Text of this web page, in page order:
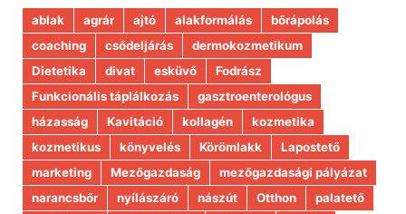
ablak agrár ajtó alakformálás
bőrápolás
coaching
csődeljárás
dermokozmetikum
Dietetika
divat esküvő
Fodrász
Funkcionális táplálkozás
gasztroenterológus
házasság
Kavitáció kollagén
kozmetika
kozmetikus
könyvelés Körömlakk
Lapostető
marketing
Mezőgazdaság
mezőgazdasági pályázat
narancsbőr
nyílászáró nászút Otthon
palatető